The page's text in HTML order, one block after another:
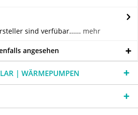
sind verfübar...... mehr
angesehen
| WÄRMEPUMPEN